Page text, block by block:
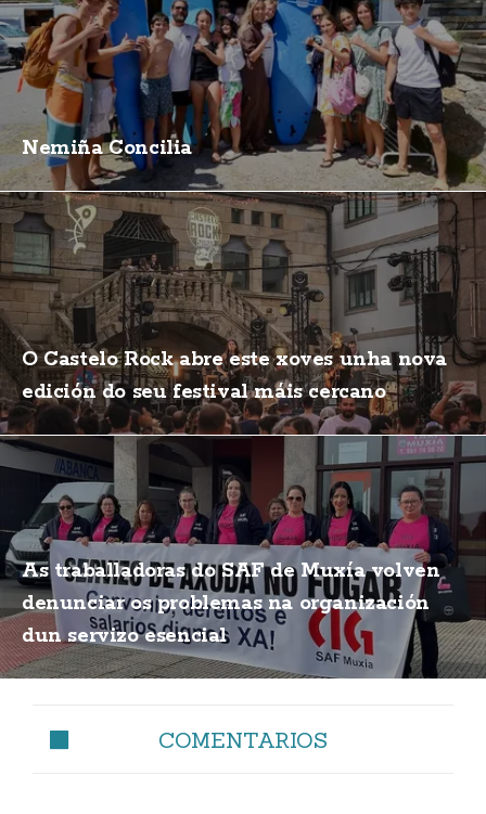
Nemiña Concilia
O Castelo Rock abre este xoves unha nova
edición do seu festival máis cercano
As traballadoras do SAF de Muxía volven
denunciar os problemas na organización
dun servizo esencial
COMENTARIOS